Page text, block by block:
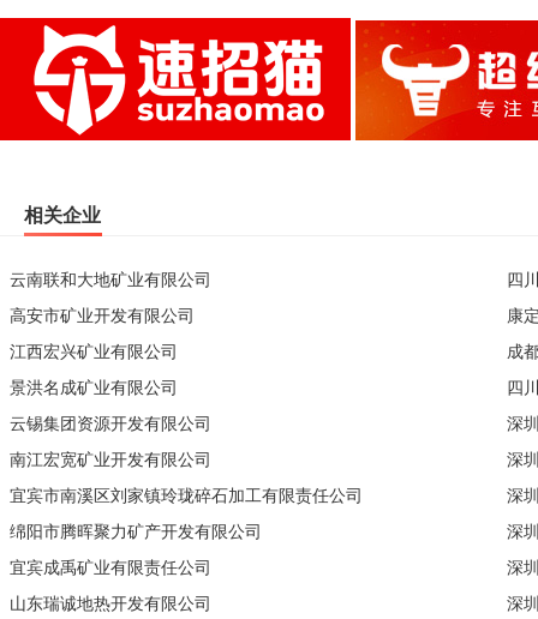
相关企业
云南联和大地矿业有限公司
高安市矿业开发有限公司
江西宏兴矿业有限公司
景洪名成矿业有限公司
云锡集团资源开发有限公司
南江宏宽矿业开发有限公司
宜宾市南溪区刘家镇玲珑碎石加工有限责任公司
绵阳市腾晖聚力矿产开发有限公司
宜宾成禹矿业有限责任公司
山东瑞诚地热开发有限公司
四
康
成
四
深
深
深
深
深
深